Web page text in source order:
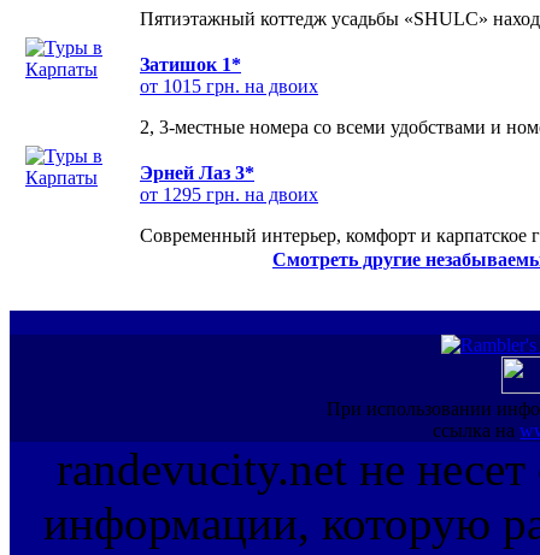
Пятиэтажный коттедж усадьбы «SHULC»
Затишок 1*
от 1015 грн. на двоих
2, 3-местные номера со всеми удобствами и
Эрней Лаз 3*
от 1295 грн. на двоих
Современный интерьер, комфорт и карпатское
Смотреть другие
При использовании
ссылка на
randevucity.net не несет
информации, которую